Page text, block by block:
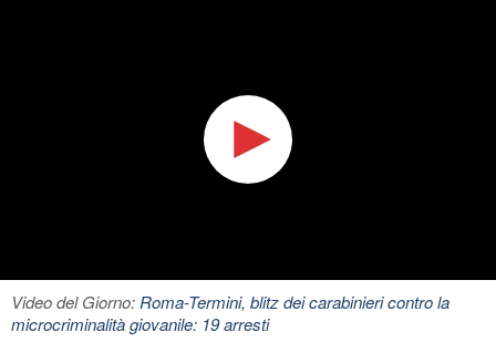
Video del Giorno:Roma-Termini, blitz dei carabinieri contro la
microcriminalità giovanile: 19 arresti